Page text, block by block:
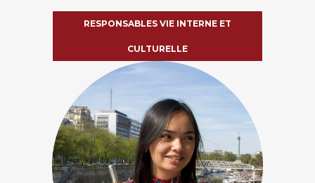
RESPONSABLES VIE INTERNE ET
CULTURELLE